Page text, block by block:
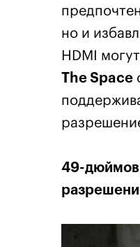
но и
HDMI
The Space
49-